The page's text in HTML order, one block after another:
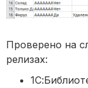
Проверено на
релизах: